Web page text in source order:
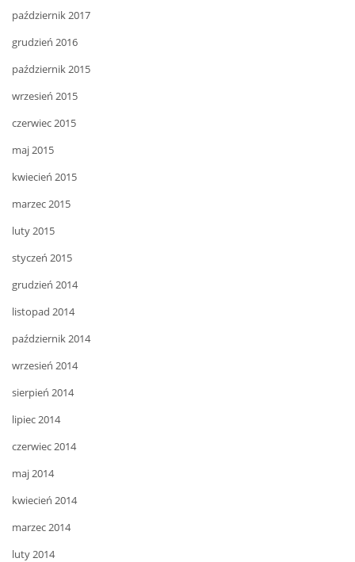
październik 2017
grudzień 2016
październik 2015
wrzesień 2015
czerwiec 2015
maj 2015
kwiecień 2015
marzec 2015
luty 2015
styczeń 2015
grudzień 2014
listopad 2014
październik 2014
wrzesień 2014
sierpień 2014
lipiec 2014
czerwiec 2014
maj 2014
kwiecień 2014
marzec 2014
luty 2014